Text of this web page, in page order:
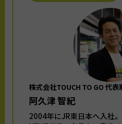
株式会社TOUCH TO GO 代表
阿久津 智紀
2004年にJR東日本へ入社